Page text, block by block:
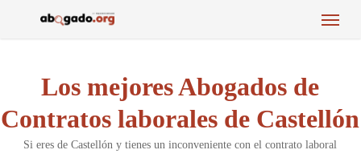
Menu
Los mejores Abogados de
Contratos laborales de Castellón
Si eres de Castellón y tienes un inconveniente con el contrato laboral